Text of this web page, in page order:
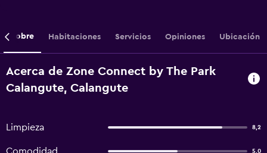
Sobre Habitaciones Servicios Opiniones Ubicación
Acerca de Zone Connect by The Park
Calangute, Calangute
Limpieza 8,2
5,0